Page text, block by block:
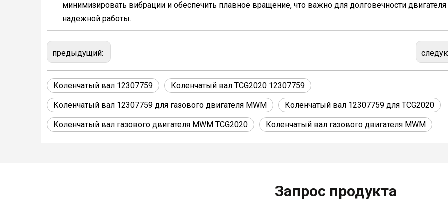
минимизировать вибрации и обеспечить плавное вращение, что важно для долговечности двигателя
надежной работы.
предыдущий:
Коленчатый вал 12307759 Коленчатый вал TCG2020 12307759
Коленчатый вал 12307759 для газового двигателя MWM Коленчатый вал 12307759 для TCG2020
Коленчатый вал газового двигателя MWM TCG2020 Коленчатый вал газового двигателя MWM
Запрос продукта